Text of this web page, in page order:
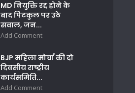
MD नियुक्ति रद्द होने के
बाद पिटकुल पर उठे
सवाल, जन...
Add Comment
BJP महिला मोर्चा की दो
दिवसीय राष्ट्रीय
कार्यसमिति...
Add Comment